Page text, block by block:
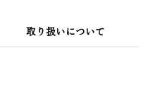
取り扱いについて